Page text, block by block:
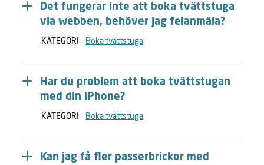
Det fungerar inte att boka tvättstuga
via webben, behöver jag felanmäla?
KATEGORI: Boka tvättstuga
Har du problem att boka tvättstugan
med din iPhone?
KATEGORI: Boka tvättstuga
Kan jag få fler passerbrickor med